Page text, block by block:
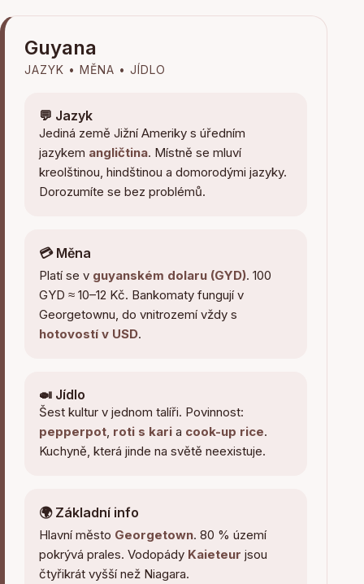
Guyana
JAZYK • MĚNA • JÍDLO
💬 Jazyk
Jediná země Jižní Ameriky s úředním
jazykem angličtina. Místně se mluví
kreolštinou, hindštinou a domorodými jazyky.
Dorozumíte se bez problémů.
💳 Měna
Platí se v guyanském dolaru (GYD). 100
GYD ≈ 10–12 Kč. Bankomaty fungují v
Georgetownu, do vnitrozemí vždy s
hotovostí v USD.
🍛 Jídlo
Šest kultur v jednom talíři. Povinnost:
pepperpot, roti s kari a cook-up rice.
Kuchyně, která jinde na světě neexistuje.
🌍 Základní info
Hlavní město Georgetown. 80 % území
pokrývá prales. Vodopády Kaieteur jsou
čtyřikrát vyšší než Niagara.